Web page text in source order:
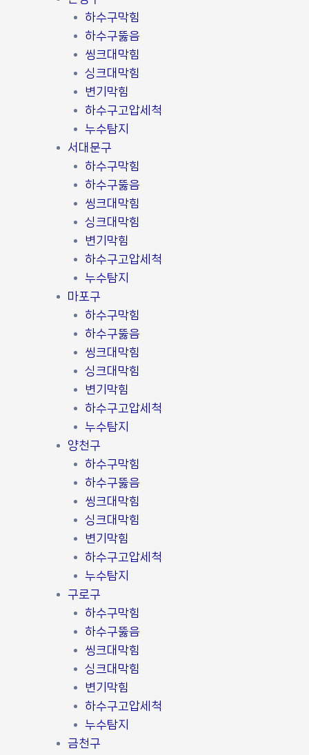
하수구막힘
하수구뚫음
씽크대막힘
싱크대막힘
변기막힘
하수구고압세척
누수탐지
서대문구
하수구막힘
하수구뚫음
씽크대막힘
싱크대막힘
변기막힘
하수구고압세척
누수탐지
마포구
하수구막힘
하수구뚫음
씽크대막힘
싱크대막힘
변기막힘
하수구고압세척
누수탐지
양천구
하수구막힘
하수구뚫음
씽크대막힘
싱크대막힘
변기막힘
하수구고압세척
누수탐지
구로구
하수구막힘
하수구뚫음
씽크대막힘
싱크대막힘
변기막힘
하수구고압세척
누수탐지
금천구